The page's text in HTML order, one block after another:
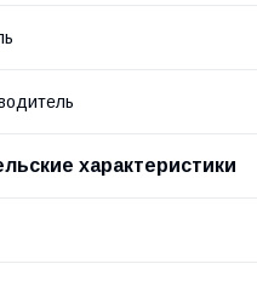
характеристики